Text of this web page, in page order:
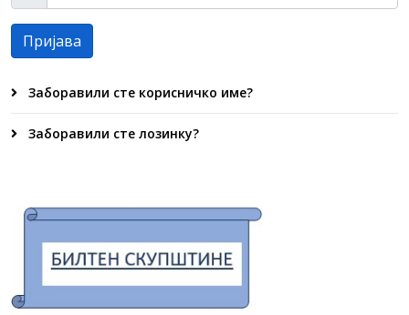
Пријава
Заборавили сте корисничко име?
Заборавили сте лозинку?